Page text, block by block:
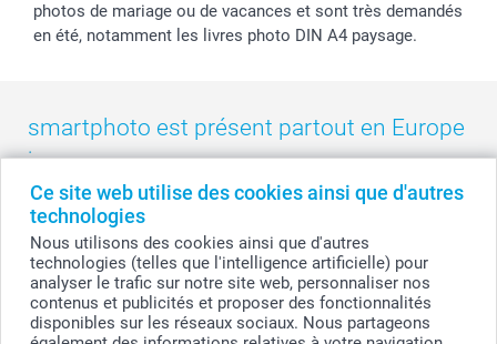
Ce site web utilise des cookies ainsi que d'autres
technologies
Nous utilisons des cookies ainsi que d'autres
technologies (telles que l'intelligence artificielle) pour
analyser le trafic sur notre site web, personnaliser nos
contenus et publicités et proposer des fonctionnalités
disponibles sur les réseaux sociaux. Nous partageons
photos de mariage ou de vacances et sont très demandés
en été, notamment les livres photo DIN A4 paysage.
smartphoto est présent partout en Europe
:
België - Belgique - Danmark - Deutschland - France - Ireland
- Nederland - Norge
Switzerland - Suomi - Sverige - United Kingdom
Other Countries